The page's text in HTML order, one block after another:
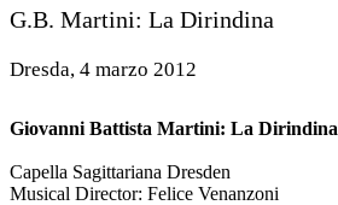
G.B. Martini: La Dirindina
Dresda, 4 marzo 2012
Giovanni Battista Martini: La Dirindina
Capella Sagittariana Dresden
Musical Director: Felice Venanzoni